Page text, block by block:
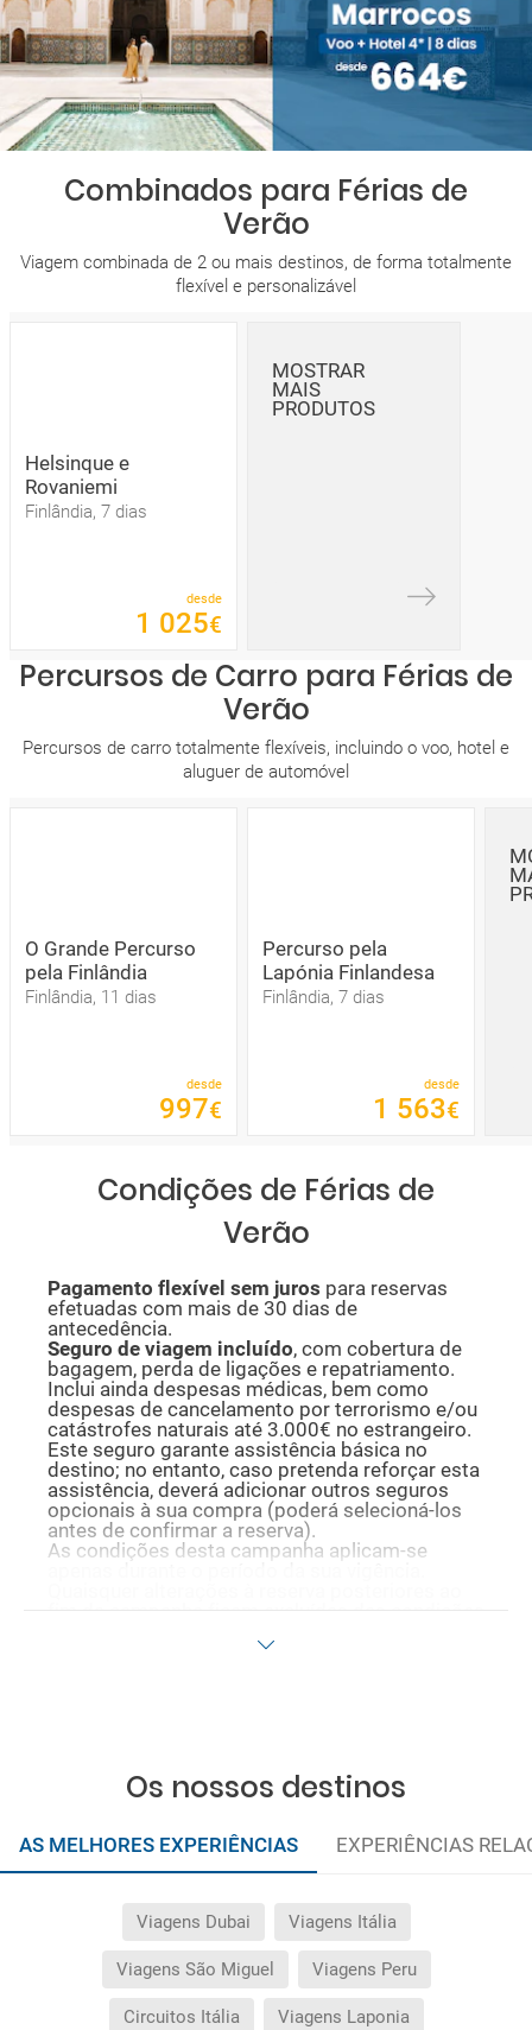
Combinados para Férias de
Verão
Viagem combinada de 2 ou mais destinos, de forma totalmente
flexível e personalizável
Helsinque e
Rovaniemi
Finlândia, 7 dias
desde
1 025€
MOSTRAR
MAIS
PRODUTOS
Percursos de Carro para Férias de
Verão
Percursos de carro totalmente flexíveis, incluindo o voo, hotel e
aluguer de automóvel
O Grande Percurso
pela Finlândia
Finlândia, 11 dias
desde
997€
Percurso pela
Lapónia Finlandesa
Finlândia, 7 dias
desde
1 563€
Condições de Férias de
Verão
Pagamento flexível sem juros para reservas
efetuadas com mais de 30 dias de
antecedência.
Seguro de viagem incluído, com cobertura de
bagagem, perda de ligações e repatriamento.
Inclui ainda despesas médicas, bem como
despesas de cancelamento por terrorismo e/ou
catástrofes naturais até 3.000€ no estrangeiro.
Este seguro garante assistência básica no
destino; no entanto, caso pretenda reforçar esta
assistência, deverá adicionar outros seguros
opcionais à sua compra (poderá selecioná-los
antes de confirmar a reserva).
As condições desta campanha aplicam-se
Desconto não acumulável.
Os nossos destinos
AS MELHORES EXPERIÊNCIAS EXPERIÊNCIAS
Viagens Dubai Viagens Itália
Viagens São Miguel Viagens Peru
Circuitos Itália Viagens Laponia